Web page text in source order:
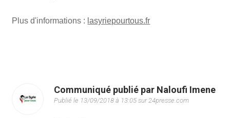
Plus d'informations : lasyriepourtous.fr
Communiqué publié par Naloufi Imene
Publié le 13/09/2018 à 13:05 sur 24presse.com